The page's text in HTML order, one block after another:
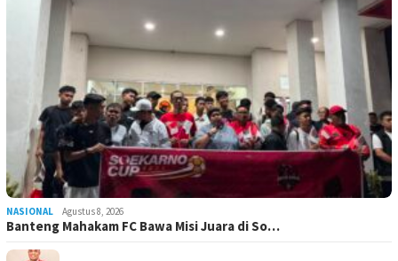
NASIONAL Agustus 8, 2026
Banteng Mahakam FC Bawa Misi Juara di So…